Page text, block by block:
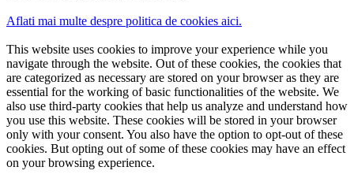
Aflati mai multe despre politica de cookies aici.
This website uses cookies to improve your experience while you
navigate through the website. Out of these cookies, the cookies that
are categorized as necessary are stored on your browser as they are
essential for the working of basic functionalities of the website. We
also use third-party cookies that help us analyze and understand how
you use this website. These cookies will be stored in your browser
only with your consent. You also have the option to opt-out of these
cookies. But opting out of some of these cookies may have an effect
on your browsing experience.